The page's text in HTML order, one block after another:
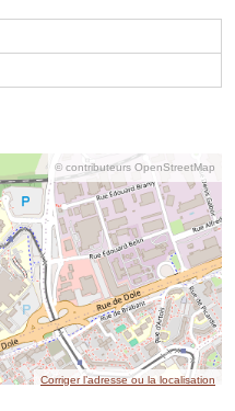
© contributeurs OpenStreetMap
Corriger l’adresse ou la localisation